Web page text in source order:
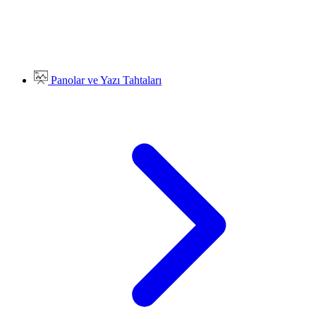
Panolar ve Yazı Tahtaları